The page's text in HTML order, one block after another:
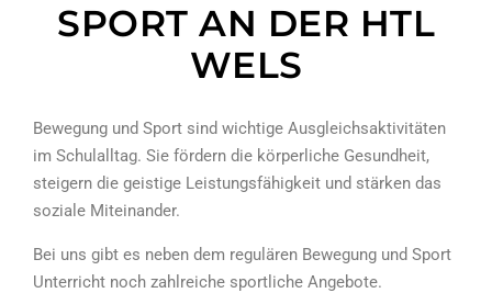
SPORT AN DER HTL
WELS
Bewegung und Sport sind wichtige Ausgleichsaktivitäten
im Schulalltag. Sie fördern die körperliche Gesundheit,
steigern die geistige Leistungsfähigkeit und stärken das
soziale Miteinander.
Bei uns gibt es neben dem regulären Bewegung und Sport
Unterricht noch zahlreiche sportliche Angebote.